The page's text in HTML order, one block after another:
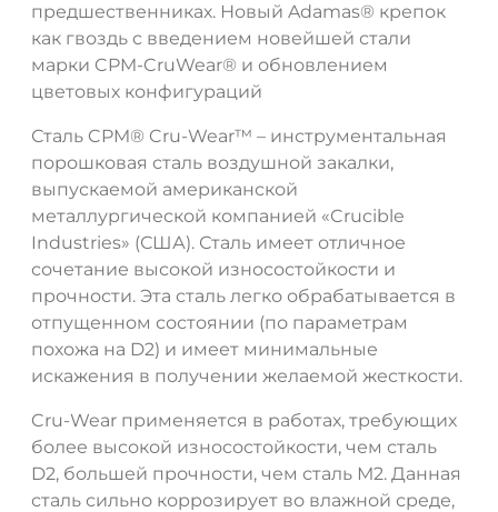
предшественниках. Новый Adamas® крепок
как гвоздь с введением новейшей стали
марки CPM-CruWear® и обновлением
цветовых конфигураций
Сталь CPM® Cru-Wear™ – инструментальная
порошковая сталь воздушной закалки,
выпускаемой американской
металлургической компанией «Crucible
Industries» (США). Сталь имеет отличное
сочетание высокой износостойкости и
прочности. Эта сталь легко обрабатывается в
отпущенном состоянии (по параметрам
похожа на D2) и имеет минимальные
искажения в получении желаемой жесткости.
Cru-Wear применяется в работах, требующих
более высокой износостойкости, чем сталь
D2, большей прочности, чем сталь М2. Данная
сталь сильно коррозирует во влажной среде,
ДА НЕТ